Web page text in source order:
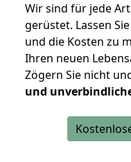
Wir sind für jede
gerüstet. Lassen
und die Kosten zu
Ihren neuen
Zögern Sie nicht
und